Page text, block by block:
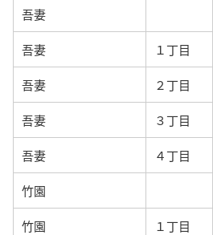
吾妻
吾妻 １丁目
吾妻 ２丁目
吾妻 ３丁目
吾妻 ４丁目
竹園
竹園 １丁目